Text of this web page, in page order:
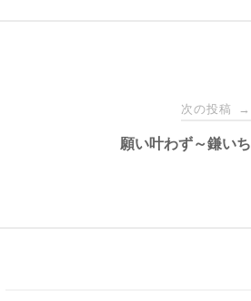
次の投稿 →
願い叶わず～鎌いち